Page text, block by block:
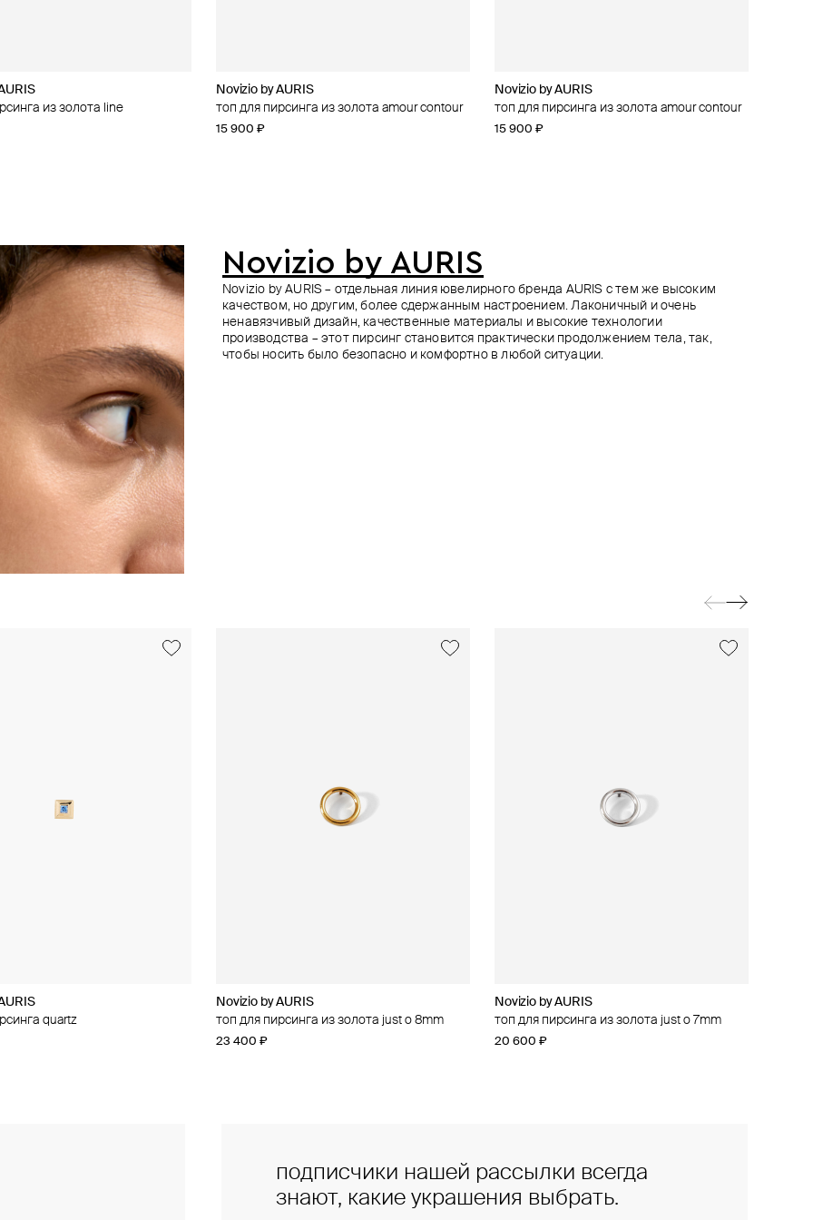
из золота line
Novizio by AURIS
топ для пирсинга из золота amour contour
15 900 ₽
Novizio by AURIS
топ для пирсинга из золота amour contour
15 900 ₽
из золота amour contour
Novizio by AURIS
топ для пирсинга из золота blank line
14 500 ₽
Novizio by AURIS
топ для пирсинга из золота disk
14 300 ₽
из золота horus
Novizio by AURIS
топ для пирсинга из золота opal cab
19 000 ₽
Novizio by AURIS
топ для пирсинга из золота concentric
14 600 ₽
из золота disk
AURIS
кликер из золота freya 10mm
99 200 ₽
Novizio by AURIS
топ для пирсинга из золота phoenix small
right
Novizio by AURIS
Novizio by AURIS – отдельная линия ювелирного бренда AURIS с тем же высоким
качеством, но другим, более сдержанным настроением. Лаконичный и очень
ненавязчивый дизайн, качественные материалы и высокие технологии
производства – этот пирсинг становится практически продолжением тела, так,
чтобы носить было безопасно и комфортно в любой ситуации.
quartz
Novizio by AURIS
топ для пирсинга из золота just o 8mm
23 400 ₽
Novizio by AURIS
топ для пирсинга из золота just o 7mm
20 600 ₽
из золота amour contour
Novizio by AURIS
топ для пирсинга из золота line
14 500 ₽
подписчики нашей рассылки всегда
знают, какие украшения выбрать.